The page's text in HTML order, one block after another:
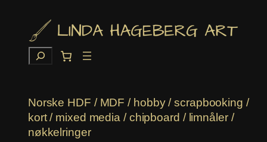
innhold
Søk
Norske HDF / MDF / hobby / scrapbooking /
kort / mixed media / chipboard / limnåler /
nøkkelringer